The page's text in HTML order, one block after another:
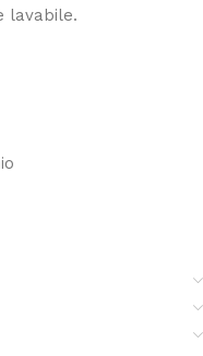
lavabile.